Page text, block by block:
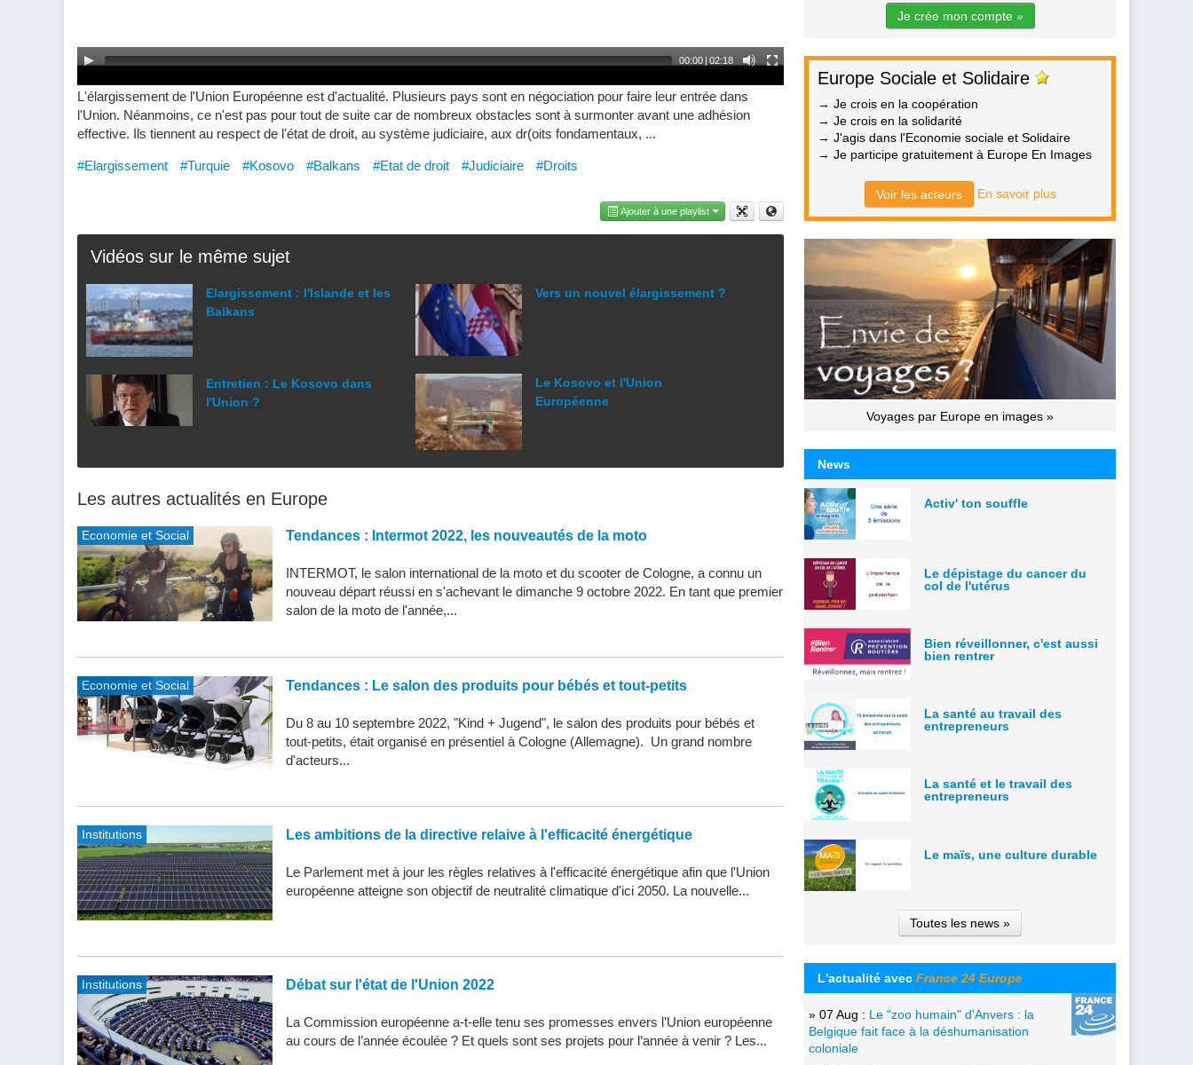
00:00 | 02:18
L'élargissement de l'Union Européenne est d'actualité. Plusieurs pays sont en négociation pour faire leur entrée dans
l'Union. Néanmoins, ce n'est pas pour tout de suite car de nombreux obstacles sont à surmonter avant une adhésion
effective. Ils tiennent au respect de l'état de droit, au système judiciaire, aux dr(oits fondamentaux, ...
#Elargissement #Turquie #Kosovo #Balkans #Etat de droit #Judiciaire #Droits
Ajouter à une playlist
Vidéos sur le même sujet
Elargissement : l'Islande et les
Balkans
Entretien : Le Kosovo dans
l'Union ?
Vers un nouvel élargissement ?
Le Kosovo et l'Union
Européenne
Les autres actualités en Europe
Economie et Social Tendances : Intermot 2022, les nouveautés de la moto
INTERMOT, le salon international de la moto et du scooter de Cologne, a connu un
nouveau départ réussi en s'achevant le dimanche 9 octobre 2022. En tant que premier
salon de la moto de l'année,...
Economie et Social Tendances : Le salon des produits pour bébés et tout-petits
Du 8 au 10 septembre 2022, "Kind + Jugend", le salon des produits pour bébés et
tout-petits, était organisé en présentiel à Cologne (Allemagne). Un grand nombre
d'acteurs...
Institutions Les ambitions de la directive relaive à l'efficacité énergétique
Le Parlement met à jour les règles relatives à l'efficacité énergétique afin que l'Union
européenne atteigne son objectif de neutralité climatique d'ici 2050. La nouvelle...
Institutions Débat sur l'état de l'Union 2022
La Commission européenne a-t-elle tenu ses promesses envers l’Union européenne
au cours de l’année écoulée ? Et quels sont ses projets pour l’année à venir ? Les...
Je crée mon compte »
Europe Sociale et Solidaire
→ Je crois en la coopération
→ Je crois en la solidarité
→ J'agis dans l'Economie sociale et Solidaire
→ Je participe gratuitement à Europe En Images
Voir les acteurs En savoir plus
Voyages par Europe en images »
News
Activ' ton souffle
Le dépistage du cancer du
col de l'utérus
Bien réveillonner, c'est aussi
bien rentrer
La santé au travail des
entrepreneurs
La santé et le travail des
entrepreneurs
Le maïs, une culture durable
Toutes les news »
L'actualité avec France 24 Europe
» 07 Aug : Le "zoo humain" d'Anvers : la
Belgique fait face à la déshumanisation
coloniale